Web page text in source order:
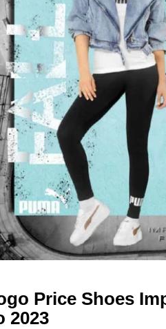
Price Shoes
2023